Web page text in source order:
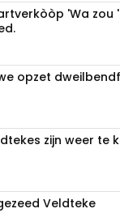
'Wa zou
opzet
zijn weer te
Veldteke